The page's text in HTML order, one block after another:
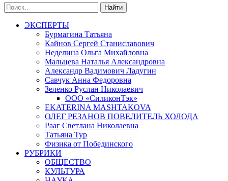
ЭКСПЕРТЫ
Бурмагина Татьяна
Кайнов Сергей Станиславович
Неделина Ольга Михайловна
Мальцева Наталья Александровна
Александр Вадимович Ладугин
Савчук Анна Федоровна
Зеленко Руслан Николаевич
ООО «СиликонТэк»
EKATERINA MASHTAKOVA
ОЛЕГ РЕЗАНОВ ПОВЕЛИТЕЛЬ ХОЛОДА
Рааг Светлана Николаевна
Татьяна Тур
Физика от Побединского
РУБРИКИ
ОБЩЕСТВО
КУЛЬТУРА